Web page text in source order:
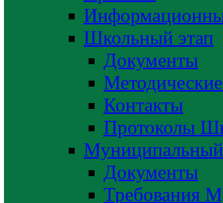
Школьный этап
Документы
Контакты
Протоколы
Муниципальный
Документы
Требования